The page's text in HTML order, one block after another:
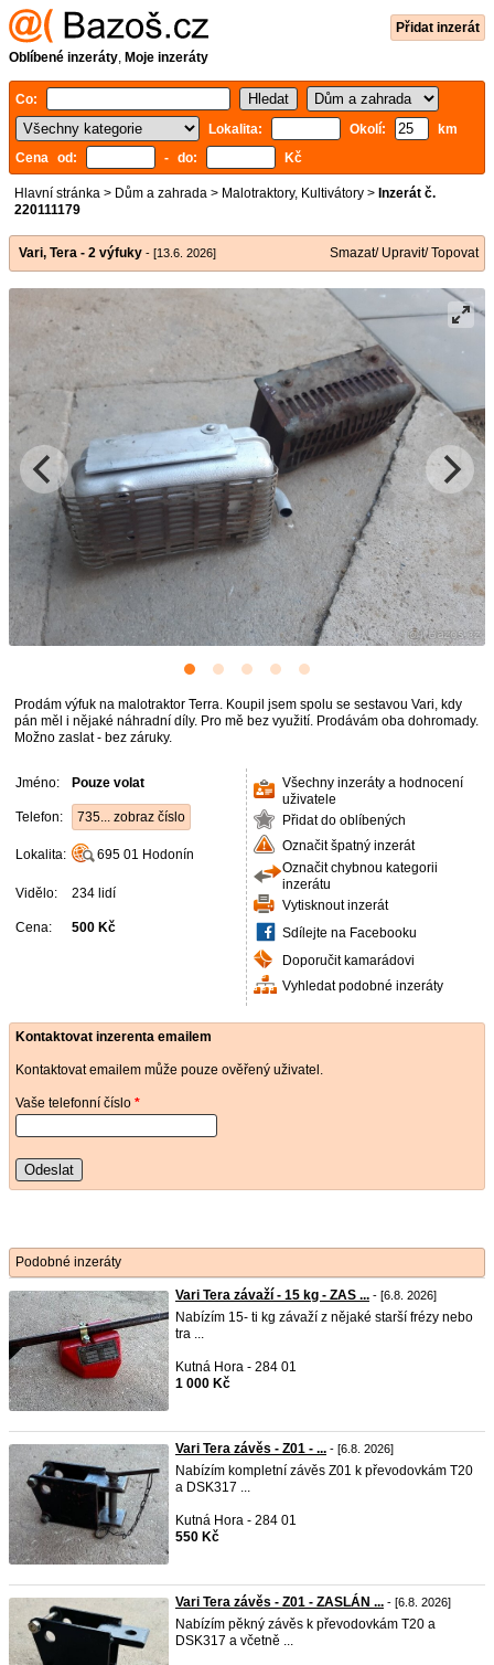
Přidat inzerát
Oblíbené inzeráty, Moje inzeráty
Co:
Lokalita:
Okolí:
km
Cena od:
- do: Kč
Hlavní stránka > Dům a zahrada > Malotraktory, Kultivátory > Inzerát č.
220111179
Vari, Tera - 2 výfuky - [13.6. 2026] Smazat/ Upravit/ Topovat
Prodám výfuk na malotraktor Terra. Koupil jsem spolu se sestavou Vari, kdy
pán měl i nějaké náhradní díly. Pro mě bez využití. Prodávám oba dohromady.
Možno zaslat - bez záruky.
Jméno: Pouze volat
Telefon: 735... zobraz číslo
Lokalita: 695 01 Hodonín
Vidělo: 234 lidí
Cena: 500 Kč
Všechny inzeráty a hodnocení
uživatele
Přidat do oblíbených
Označit špatný inzerát
Označit chybnou kategorii
inzerátu
Vytisknout inzerát
Sdílejte na Facebooku
Doporučit kamarádovi
Vyhledat podobné inzeráty
Kontaktovat inzerenta emailem
Kontaktovat emailem může pouze ověřený uživatel.
Vaše telefonní číslo *
Odeslat
Podobné inzeráty
Vari Tera závaží - 15 kg - ZAS ... - [6.8. 2026]
Nabízím 15- ti kg závaží z nějaké starší frézy nebo
tra ...
Kutná Hora - 284 01
1 000 Kč
Vari Tera závěs - Z01 - ... - [6.8. 2026]
Nabízím kompletní závěs Z01 k převodovkám T20
a DSK317 ...
Kutná Hora - 284 01
550 Kč
Vari Tera závěs - Z01 - ZASLÁN ... - [6.8. 2026]
Nabízím pěkný závěs k převodovkám T20 a
DSK317 a včetně ...